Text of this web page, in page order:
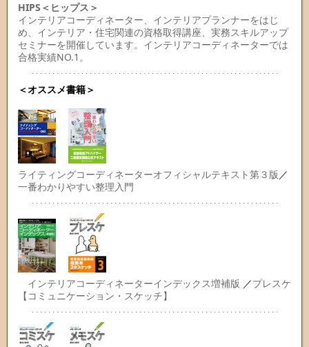
HIPS＜ヒップス＞
インテリアコーディネーター、インテリアプランナーをはじ
め、インテリア・住宅関連の資格取得講座、実務スキルアップ
セミナーを開催しています。インテリアコーディネーターでは
合格実績NO.1。
＜オススメ書籍＞
ライティングコーディネーターオフィシャルテキスト第３版／
一番わかりやすい整理入門
インテリアコーディネーターインデックス増補版 ／プレスケ
【コミュニケーション・スケッチ】